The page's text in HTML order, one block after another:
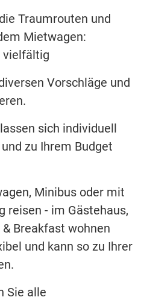
Traumrouten und
Mietwagen:
vielfältig
Vorschläge und
sich individuell
zu Ihrem Budget
Minibus oder mit
reisen - im Gästehaus,
Breakfast wohnen
und kann so zu Ihrer
Sie alle